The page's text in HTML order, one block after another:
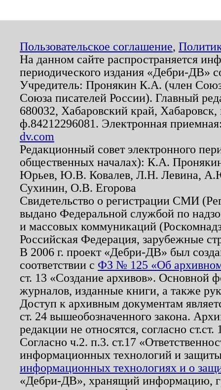
Пользовательское соглашение,
На данном сайте распространяется
периодического издания «Дебри-ДВ»
Учредитель: Пронякин К.А. (член
Союза писателей России). Главный
680032, Хабаровский край,
ф.84212296081. Электронная
dv.com
Редакционный совет электронного
общественных началах): К.А.
Юрьев, Ю.В. Ковалев, Л.Н. Левина,
Сухинин, О.В. Егорова
Свидетельство о регистрации СМИ
выдано Федеральной службой по
и массовых коммуникаций
Российская Федерация, зарубежные
В 2006 г. проект «Дебри-ДВ» был
соответствии с ФЗ № 125 «Об
ст. 13 «Создание архивов». Основной
журналов, изданные книги, а также
Доступ к архивным документам
ст. 24 вышеобозначенного закона.
редакции не относятся, согласно
Согласно ч.2. п.3. ст.17
информационных технологий и
информационных технологиях и о
«Дебри-ДВ», хранящий информацию,